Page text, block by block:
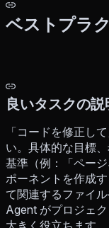
ベストプラ
良いタスクの説
「コードを修正し
い。具体的な目標
基準（例：「ペー
ポーネントを作成
て関連するファイ
Agent がプロジェ
大きく役立ちます。